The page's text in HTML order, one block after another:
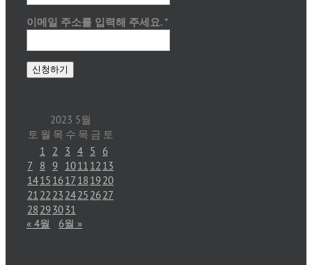
이메일 주소를 입력해 주세요. *
2023 5월
토 월 목 수 목 금 토
1 2 3 4 5
6
7
8 9 1011 12 13
1415 1617 18 1920
21 22 23 2425 2627
28 293031
« 4월
6월 »